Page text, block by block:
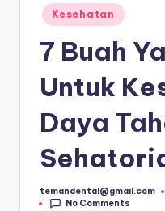
ip
sehat,
nutrisi,
dan
edukasi
kesehatan
terbaru
untuk
Indonesia
yang
ceria.
Posted
in
Kesehatan
7 Buah
Untuk
Daya
Posted
by
temandental@gmail.com
No Comments